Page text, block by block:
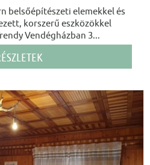
belsőépítészeti elemekkel és
korszerű eszközökkel
Vendégházban 3...